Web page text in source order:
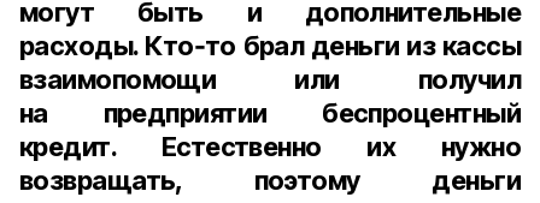
могут быть и дополнительные
расходы. Кто‑то брал деньги из кассы
взаимопомощи или получил
на предприятии беспроцентный
кредит. Естественно их нужно
возвращать, поэтому деньги